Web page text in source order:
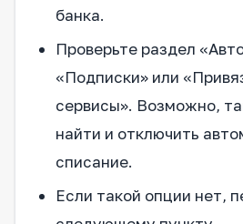
банка.
Проверьте раздел
«Подписки» или
сервисы». Возможно,
найти и отключить
списание.
Если такой опции нет,